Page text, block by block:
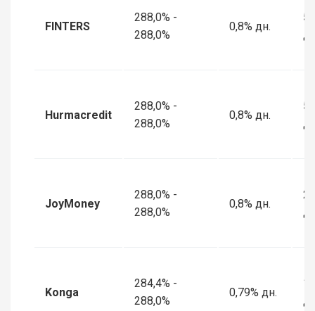
FINTERS
288,0% -
288,0%
0,8% дн.
5
Hurmacredit
288,0% -
288,0%
0,8% дн.
5
JoyMoney
288,0% -
288,0%
0,8% дн.
2
Konga
284,4% -
288,0%
0,79% дн.
1